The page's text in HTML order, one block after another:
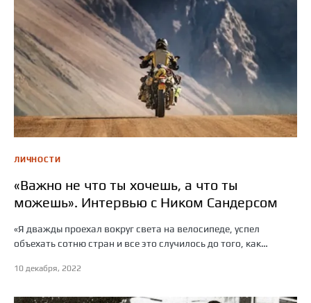
ЛИЧНОСТИ
«Важно не что ты хочешь, а что ты
можешь». Интервью с Ником Сандерсом
«Я дважды проехал вокруг света на велосипеде, успел
объехать сотню стран и все это случилось до того, как…
10 декабря, 2022